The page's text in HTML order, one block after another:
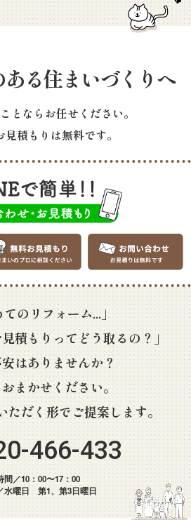
ある住まいづくりへ
とならお任せください。
見積もりは無料です。
てのリフォーム...」
積もりってどう取るの？」
はありませんか？
まかせください。
ただく形でご提案します。
466-433
間／10：00〜17：00
水曜日 第1、第3日曜日